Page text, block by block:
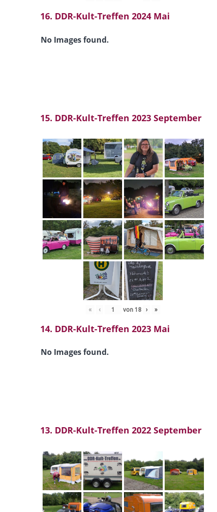
16. DDR-Kult-Treffen 2024 Mai
No Images found.
15. DDR-Kult-Treffen 2023 September
« ‹ von 18 › »
14. DDR-Kult-Treffen 2023 Mai
No Images found.
13. DDR-Kult-Treffen 2022 September